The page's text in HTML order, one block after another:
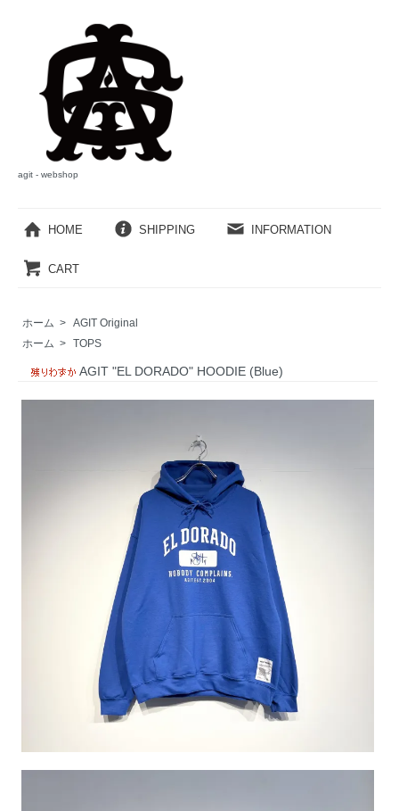
agit - webshop
HOME SHIPPING INFORMATION
CART
ホーム > AGIT Original
ホーム > TOPS
AGIT "EL DORADO" HOODIE (Blue)